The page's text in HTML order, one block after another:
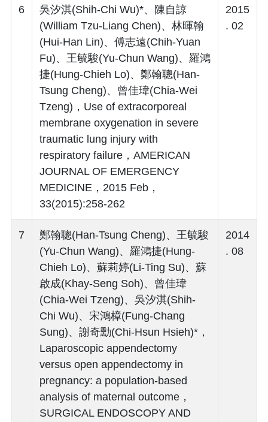
6
吳汐淇(Shih-Chi Wu)*、陳自諒
(William Tzu-Liang Chen)、林暉翰
(Hui-Han Lin)、傅志遠(Chih-Yuan
Fu)、王毓駿(Yu-Chun Wang)、羅鴻
捷(Hung-Chieh Lo)、鄭翰聰(Han-
Tsung Cheng)、曾佳瑋(Chia-Wei
Tzeng)，Use of extracorporeal
membrane oxygenation in severe
traumatic lung injury with
respiratory failure，AMERICAN
JOURNAL OF EMERGENCY
MEDICINE，2015 Feb，
33(2015):258-262
2015
. 02
7
鄭翰聰(Han-Tsung Cheng)、王毓駿
(Yu-Chun Wang)、羅鴻捷(Hung-
Chieh Lo)、蘇莉婷(Li-Ting Su)、蘇
啟成(Khay-Seng Soh)、曾佳瑋
(Chia-Wei Tzeng)、吳汐淇(Shih-
Chi Wu)、宋鴻樟(Fung-Chang
Sung)、謝奇勳(Chi-Hsun Hsieh)*，
Laparoscopic appendectomy
versus open appendectomy in
pregnancy: a population-based
analysis of maternal outcome，
SURGICAL ENDOSCOPY AND
2014
. 08